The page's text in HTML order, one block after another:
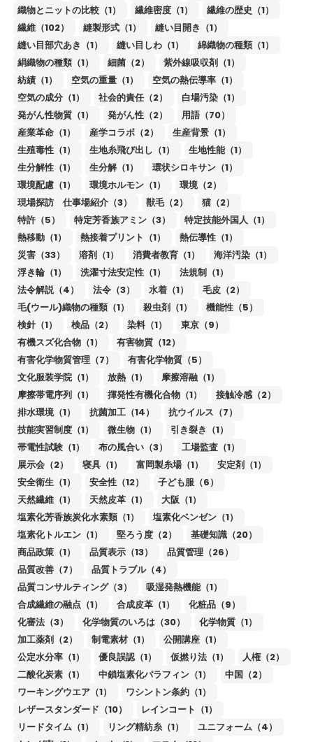
織物とニットの比較（1）
繊維密度（1）
繊維の歴史（1）
繊維（102）
縫製形式（1）
縫い目開き（1）
縫い目部穴あき（1）
縫い目しわ（1）
綿織物の種類（1）
絹織物の種類（1）
細菌（2）
紫外線吸収剤（1）
紡績（1）
空気の重量（1）
空気の熱伝導率（1）
空気の成分（1）
社会的責任（2）
白場汚染（1）
発がん性物質（1）
発がん性（2）
用語（70）
産業革命（1）
産学コラボ（2）
生産背景（1）
生殖毒性（1）
生地糸飛び出し（1）
生地性能（1）
生分解性（1）
生分解（1）
環状シロキサン（1）
環境配慮（1）
環境ホルモン（1）
環境（2）
現場探訪 仕事場紹介（3）
獣毛（2）
猫（2）
特許（5）
特定芳香族アミン（3）
特定技能外国人（1）
熱移動（1）
熱接着プリント（1）
熱伝導性（1）
災害（33）
溶剤（1） 消費者教育（1）
海洋汚染（1）
浮き輪（1）
洗濯寸法安定性（1）
法規制（1）
法令解説（4）
法令（3） 水着（1）
毛皮（2）
毛(ウール)織物の種類（1）
殺虫剤（1）
機能性（5）
検針（1）
検品（2） 染料（1）
東京（9）
有機スズ化合物（1）
有害物質（12）
有害化学物質管理（7）
有害化学物質（5）
文化服装学院（1）
放熱（1）
摩擦溶融（1）
摩擦帯電序列（1）
揮発性有機化合物（1）
接触冷感（2）
排水環境（1）
抗菌加工（14）
抗ウイルス（7）
技能実習制度（1）
微生物（1）
引き裂き（1）
帯電性試験（1）
布の風合い（3）
工場監査（1）
展示会（2）
寝具（1） 富岡製糸場（1）
安定剤（1）
安全衛生（1）
安全性（12）
子ども服（6）
天然繊維（1）
天然皮革（1）
大阪（1）
塩素化芳香族炭化水素類（1）
塩素化ベンゼン（1）
塩素化トルエン（1）
堅ろう度（2）
基礎知識（20）
商品政策（1）
品質表示（13）
品質管理（26）
品質改善（7）
品質トラブル（4）
品質コンサルティング（3）
吸湿発熱機能（1）
合成繊維の融点（1）
合成皮革（1）
化粧品（9）
化審法（3）
化学物質のいろは（30）
化学物質（1）
加工薬剤（2）
制電素材（1）
公開講座（1）
公定水分率（1）
優良誤認（1） 仮撚り法（1）
人権（2）
二酸化炭素（1）
中鎖塩素化パラフィン（1）
中国（2）
ワーキングウエア（1）
ワシントン条約（1）
レザースタンダード（10）
レインコート（1）
リードタイム（1）
リング精紡糸（1）
ユニフォーム（4）